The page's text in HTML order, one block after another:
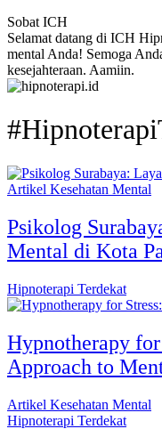
Sobat ICH
Selamat datang di ICH
mental Anda! Semoga
kesejahteraan. Aamiin.
Artikel Kesehatan Mental
Psikolog
Mental di Kota
Hipnoterapi Terdekat
Hypnotherapy
Approach to
Artikel Kesehatan Mental
Hipnoterapi Terdekat